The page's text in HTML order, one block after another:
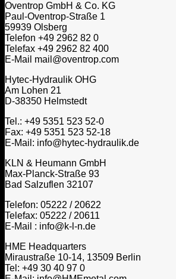
Oventrop GmbH & Co. KG
Paul-Oventrop-Straße 1
59939 Olsberg
Telefon +49 2962 82 0
Telefax +49 2962 82 400
E-Mail mail@oventrop.com
Hytec-Hydraulik OHG
Am Lohen 21
D-38350 Helmstedt
Tel.: +49 5351 523 52-0
Fax: +49 5351 523 52-18
E-Mail: info@hytec-hydraulik.de
KLN & Heumann GmbH
Max-Planck-Straße 93
Bad Salzuflen 32107
Telefon: 05222 / 20622
Telefax: 05222 / 20611
E-Mail : info@k-l-n.de
HME Headquarters
Miraustraße 10-14, 13509 Berlin
Tel: +49 30 40 97 0